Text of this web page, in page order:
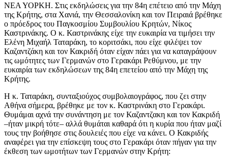
ΝΕΑ ΥΟΡΚΗ. Στις εκδηλώσεις για την 84η επέτειο από την Μάχη
της Κρήτης, στα Χανιά, την Θεσσαλονίκη και τον Πειραιά βρέθηκε
ο πρόεδρος του Παγκοσμίου Συμβουλίου Κρητών, Νίκος
Καστρινάκης. Ο κ. Καστρινάκης είχε την ευκαιρία να τιμήσει την
Ελένη Μιχαήλ Ταταράκη, το κοριτσάκι, που είχε φιλέψει τον
Καζαντζάκη και τον Κακριδή όταν είχαν πάει για να καταγράψουν
τις ωμότητες των Γερμανών στο Γερακάρι Ρεθύμνου, με την
ευκαιρία των εκδηλώσεων της 84η επετείου από την Μάχη της
Κρήτης.
Η κ. Ταταράκη, συνταξιούχος συμβολαιογράφος, που ζει στην
Αθήνα σήμερα, βρέθηκε με τον κ. Καστρινάκη στο Γερακάρι.
Θυμάμαι αχνά την συνάντηση με τον Καζαντζακη και τον Κακριδή
–ήταν μικρή τότε– αλλά θυμάται καθαρά ότι η κυρία που ήταν μαζί
τους την βοήθησε στις δουλειές που είχε να κάνει. Ο Κακριδής
αναφέρει για την επίσκεψη τους στο Γερακάρι όταν πήγαν για την
έκθεση των ωμοτήτων των Γερμανών στην Κρήτη: